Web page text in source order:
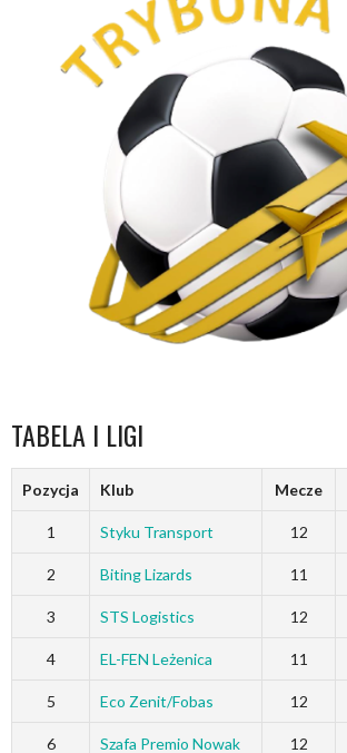
TABELA I LIGI
Pozycja Klub Mecze
1 Styku Transport 12
2 Biting Lizards 11
3 STS Logistics 12
4 EL-FEN Leżenica 11
5 Eco Zenit/Fobas 12
6 Szafa Premio Nowak 12